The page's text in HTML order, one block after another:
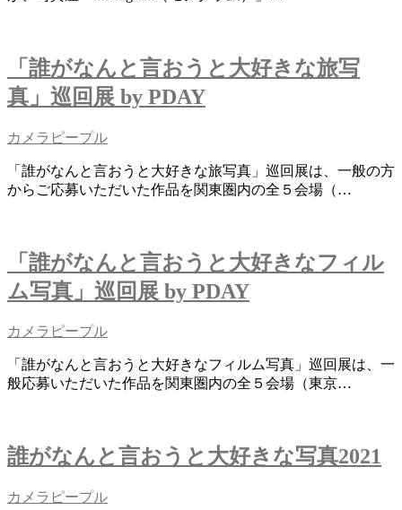
「誰がなんと言おうと大好きな旅写
真」巡回展 by PDAY
カメラピープル
「誰がなんと言おうと大好きな旅写真」巡回展は、一般の方
からご応募いただいた作品を関東圏内の全５会場（…
「誰がなんと言おうと大好きなフィル
ム写真」巡回展 by PDAY
カメラピープル
「誰がなんと言おうと大好きなフィルム写真」巡回展は、一
般応募いただいた作品を関東圏内の全５会場（東京…
誰がなんと言おうと大好きな写真2021
カメラピープル